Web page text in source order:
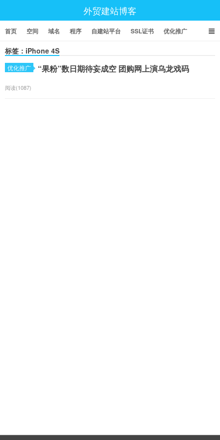
外贸建站博客
首页 空间 域名 程序 自建站平台 SSL证书 优化推广
标签：iPhone 4S
优化推广 “果粉”数日期待妄成空 团购网上演乌龙戏码
阅读(1087)